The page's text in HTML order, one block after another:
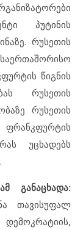
პუტინის
რუსეთის
წიგნის
რუსეთის
რუსეთის
ფრანკფურტის
უცხადებს
განაცხადა:
თავისუფალ